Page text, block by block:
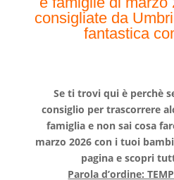
consigliate da
fantastica
Se ti trovi qui è perchè
consiglio per trascorrere
famiglia e non sai cosa
marzo 2026 con i tuoi
pagina e scopri
Parola d’ordine: